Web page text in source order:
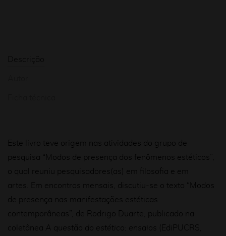
Este livro teve origem nas atividades do grupo de
pesquisa “Modos de presença dos fenômenos estéticos”,
o qual reuniu pesquisadores(as) em filosofia e em
artes. Em encontros mensais, discutiu-se o texto “Modos
de presença nas manifestações estéticas
contemporâneas”, de Rodrigo Duarte, publicado na
coletânea A questão do estético: ensaios
(EdiPUCRS,